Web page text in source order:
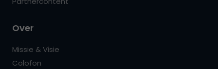
Over
Missie & Visie
Colofon